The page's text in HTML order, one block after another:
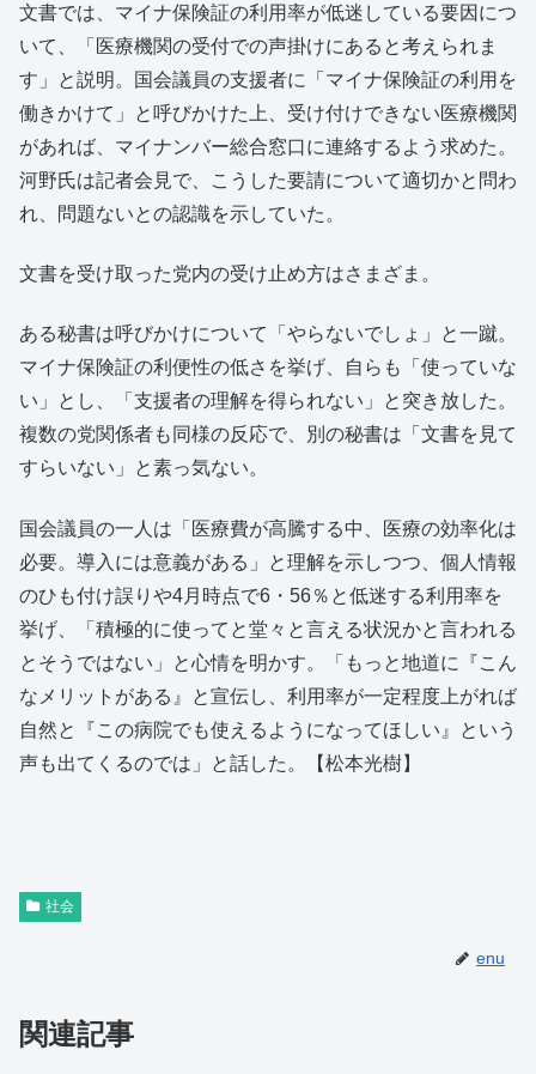
文書では、マイナ保険証の利用率が低迷している要因につ
いて、「医療機関の受付での声掛けにあると考えられま
す」と説明。国会議員の支援者に「マイナ保険証の利用を
働きかけて」と呼びかけた上、受け付けできない医療機関
があれば、マイナンバー総合窓口に連絡するよう求めた。
河野氏は記者会見で、こうした要請について適切かと問わ
れ、問題ないとの認識を示していた。
文書を受け取った党内の受け止め方はさまざま。
ある秘書は呼びかけについて「やらないでしょ」と一蹴。
マイナ保険証の利便性の低さを挙げ、自らも「使っていな
い」とし、「支援者の理解を得られない」と突き放した。
複数の党関係者も同様の反応で、別の秘書は「文書を見て
すらいない」と素っ気ない。
国会議員の一人は「医療費が高騰する中、医療の効率化は
必要。導入には意義がある」と理解を示しつつ、個人情報
のひも付け誤りや4月時点で6・56％と低迷する利用率を
挙げ、「積極的に使ってと堂々と言える状況かと言われる
とそうではない」と心情を明かす。「もっと地道に『こん
なメリットがある』と宣伝し、利用率が一定程度上がれば
自然と『この病院でも使えるようになってほしい』という
声も出てくるのでは」と話した。【松本光樹】
社会
enu
関連記事